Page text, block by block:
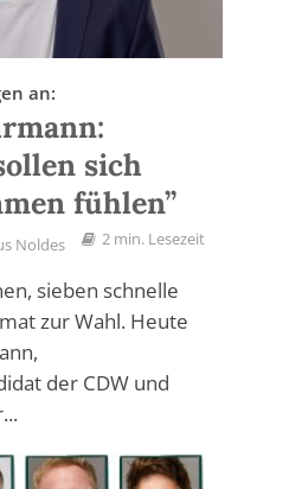
an:
sich
fühlen”
Noldes 2 min. Lesezeit
sieben schnelle
zur Wahl. Heute
der CDW und